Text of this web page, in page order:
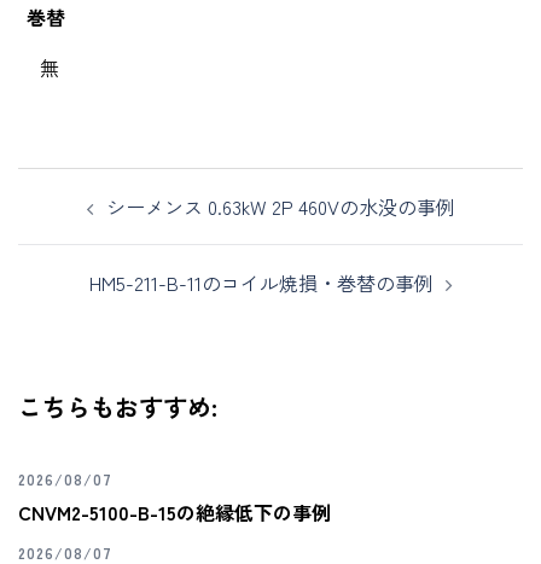
巻替
無
シーメンス 0.63kW 2P 460Vの水没の事例
HM5-211-B-11のコイル焼損・巻替の事例
こちらもおすすめ:
2026/08/07
CNVM2-5100-B-15の絶縁低下の事例
2026/08/07